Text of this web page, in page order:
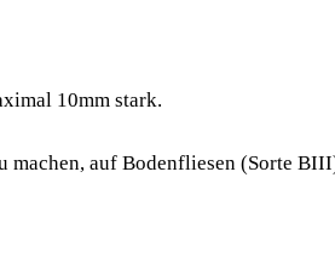
Schneidrädchen und Trenner.
10mm stark.
machen, auf Bodenfliesen (Sorte